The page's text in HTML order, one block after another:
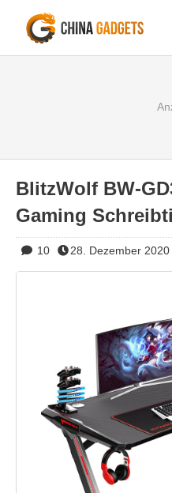
BlitzWolf BW-
Gaming
10 28. Dezember 2020